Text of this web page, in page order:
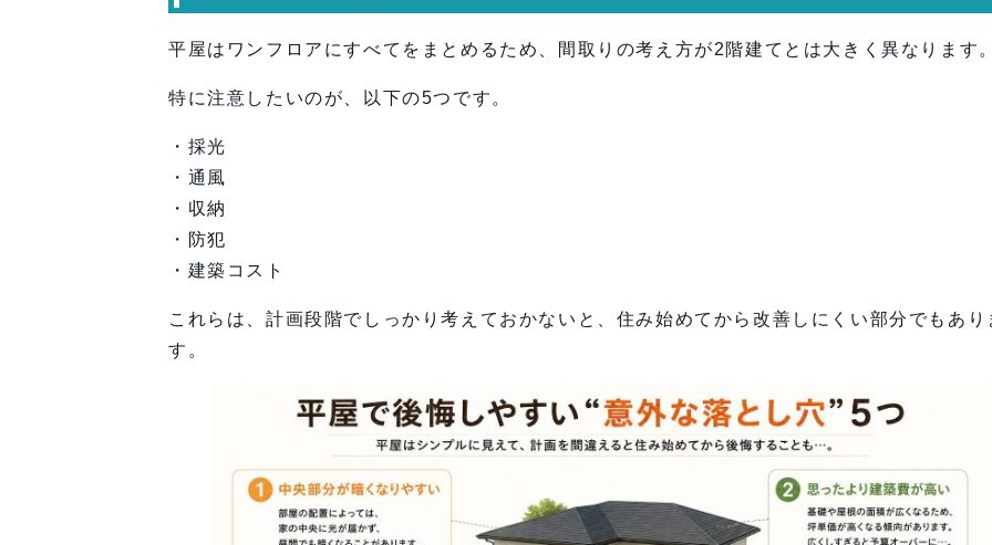
平屋はワンフロアにすべてをまとめるため、間取りの考え方が2階建てとは大きく異なります
特に注意したいのが、以下の5つです。
・採光
・通風
・収納
・防犯
・建築コスト
これらは、計画段階でしっかり考えておかないと、住み始めてから改善しにくい部分でもあり
す。